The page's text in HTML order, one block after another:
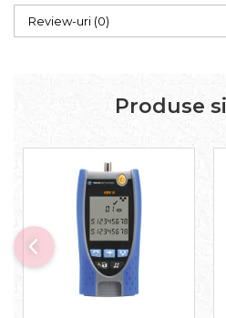
Review-uri (0)
Produse